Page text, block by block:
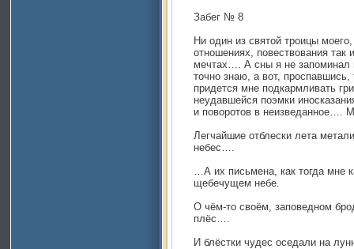
Забег № 8
Ни один из святой троицы
отношениях, повествования так
мечтах…. А сны я не запоминал
точно знаю, а вот,
придется мне подкармливать
неудавшейся поэмки
и поворотов в неизведанное….
Легчайшие отблески лета
небес….
…А их письмена, как тогда мне
щебечущем небе.
О чём-то своём, заповедном
плёс….
И блёстки чудес оседали на